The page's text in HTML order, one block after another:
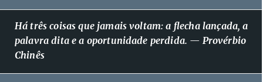
Há três coisas que jamais voltam: a flecha lançada, a
palavra dita e a oportunidade perdida. — Provérbio
Chinês